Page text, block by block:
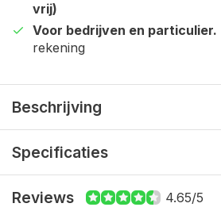
vrij)
Voor bedrijven en particulier.
rekening
Beschrijving
Specificaties
Reviews 4.65/5